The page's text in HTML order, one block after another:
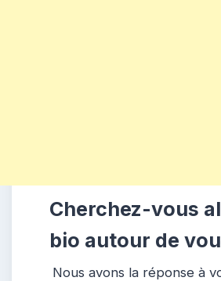
Cherchez-vous
bio autour de
Nous avons la réponse à